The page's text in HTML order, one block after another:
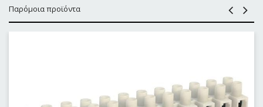
Παρόμοια προϊόντα